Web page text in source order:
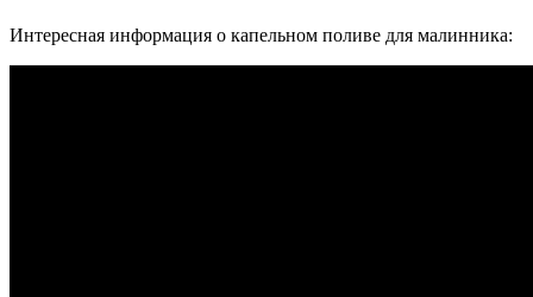
Интересная информация о капельном поливе для малинника: